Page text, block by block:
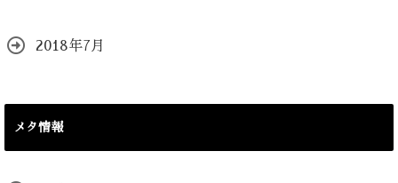
2018年7月
メタ情報